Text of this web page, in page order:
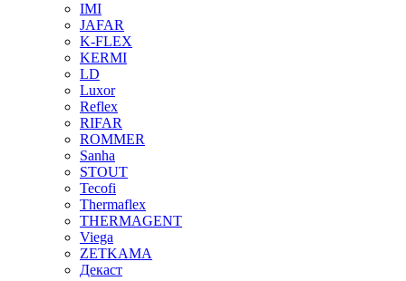
IMI
JAFAR
K-FLEX
KERMI
LD
Luxor
Reflex
RIFAR
ROMMER
Sanha
STOUT
Tecofi
Thermaflex
THERMAGENT
Viega
ZETKAMA
Декаст